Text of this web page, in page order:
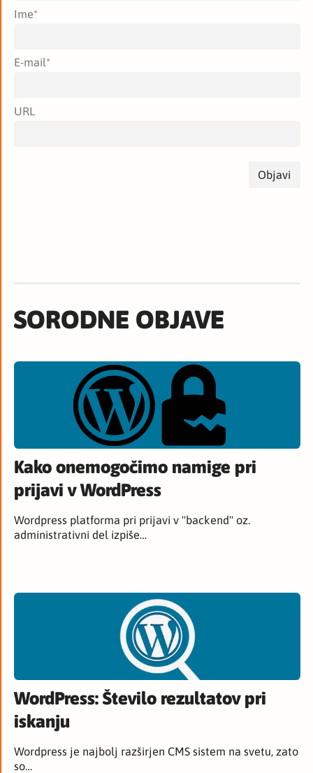
Ime*
E-mail*
URL
SORODNE OBJAVE
Kako onemogočimo namige pri
prijavi v WordPress
Wordpress platforma pri prijavi v "backend" oz.
administrativni del izpiše…
WordPress: Število rezultatov pri
iskanju
Wordpress je najbolj razširjen CMS sistem na svetu, zato
so…